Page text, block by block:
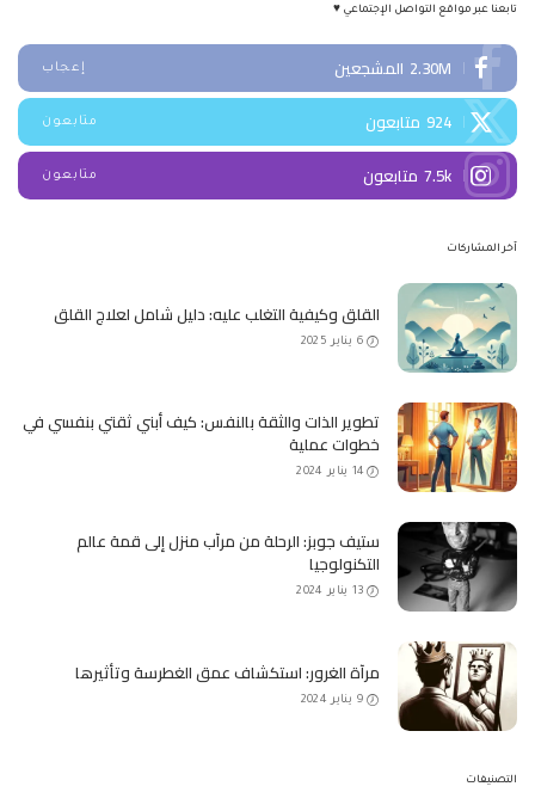
تابعنا عبر مواقع التواصل الإجتماعي ♥
2.30M المشجعين إعجاب
924 متابعون متابعون
7.5k متابعون متابعون
آخر المشاركات
القلق وكيفية التغلب عليه: دليل شامل لعلاج القلق
6 يناير 2025
تطوير الذات والثقة بالنفس: كيف أبني ثقتي بنفسي في
خطوات عملية
14 يناير 2024
ستيف جوبز: الرحلة من مرآب منزل إلى قمة عالم
التكنولوجيا
13 يناير 2024
مرآة الغرور: استكشاف عمق الغطرسة وتأثيرها
9 يناير 2024
التصنيفات